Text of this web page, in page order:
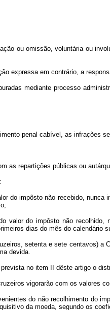
ou omissão, voluntária ou
em contrário, a
mediante processo
penal cabível, as infrações
repartições públicas ou
impôsto não recebido, nunca
do impôsto não recolhido,
dias do mês do calendário
setenta e sete centavos) a
devida.
no item II dêste artigo o
vigorarão com os valores
do não recolhimento do
da moeda, segundo os